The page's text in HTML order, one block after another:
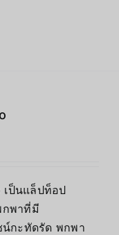
เป็นแล็ปท็อป
กพาที่มี
กะทัดรัด พกพา